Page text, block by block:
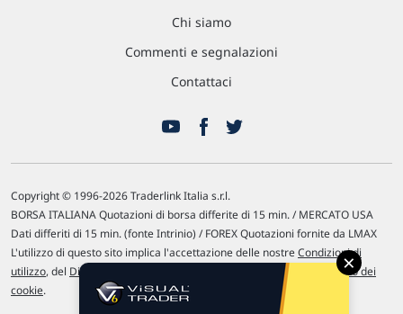
Chi siamo
Commenti e segnalazioni
Contattaci
Copyright © 1996-2026 Traderlink Italia s.r.l.
BORSA ITALIANA Quotazioni di borsa differite di 15 min. / MERCATO USA
Dati differiti di 15 min. (fonte Intrinio) / FOREX Quotazioni fornite da LMAX
L'utilizzo di questo sito implica l'accettazione delle nostreCondizioni di
utilizzo, del Disclaimer MAR Politiche sulla privacye dell'
Utilizzo dei
cookie.
×